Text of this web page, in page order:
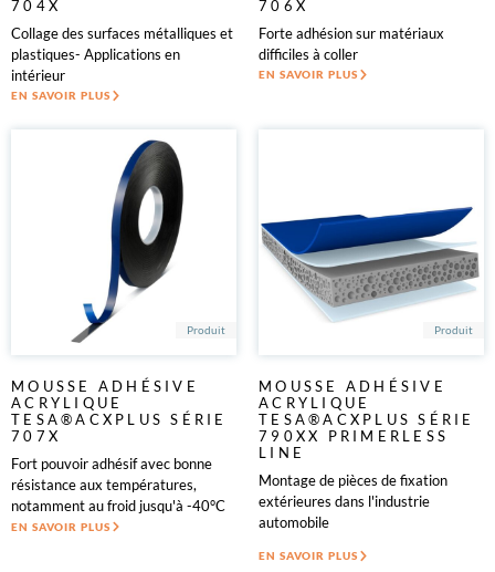
704X
Collage des surfaces métalliques et
plastiques- Applications en
intérieur
EN SAVOIR PLUS
706X
Forte adhésion sur matériaux
difficiles à coller
EN SAVOIR PLUS
Produit
MOUSSE ADHÉSIVE
ACRYLIQUE
TESA®ACXPLUS SÉRIE
707X
Fort pouvoir adhésif avec bonne
résistance aux températures,
notamment au froid jusqu'à -40°C
EN SAVOIR PLUS
Produit
MOUSSE ADHÉSIVE
ACRYLIQUE
TESA®ACXPLUS SÉRIE
790XX PRIMERLESS
LINE
Montage de pièces de fixation
extérieures dans l'industrie
automobile
EN SAVOIR PLUS